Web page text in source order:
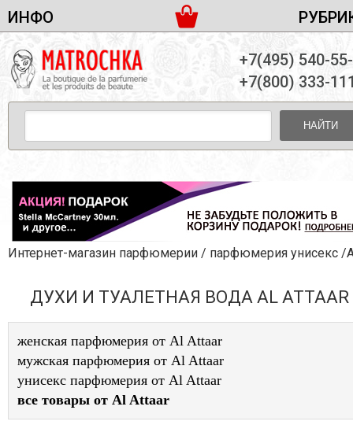
ИНФО
ДОСТАВКА И ОПЛАТА
ПАРТНЕРСТВО
КОНТАКТЫ
ЖЕНСКАЯ ПАРФЮМЕРИЯ
МУЖСКАЯ ПАРФЮМЕРИЯ
УНИСЕКС ПАРФЮМЕРИЯ
ЖЕНСКИЕ НАБОРЫ
МУЖСКИЕ НАБОРЫ
УНИСЕКС НАБОРЫ
УХОД ЗА ЛИЦОМ
УХОД ЗА ТЕЛОМ
ДЕКОРАТИВНАЯ КОСМЕТИКА
+7(495) 540-
+7(800) 333-
НАЙТИ
Интернет-магазин парфюмерии / парфюмерия унисекс /Al
ДУХИ И ТУАЛЕТНАЯ ВОДА AL ATTAAR
женская парфюмерия от Al Attaar
мужская парфюмерия от Al Attaar
унисекс парфюмерия от Al Attaar
все товары от Al Attaar